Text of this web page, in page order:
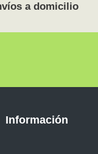
a domicilio
Información